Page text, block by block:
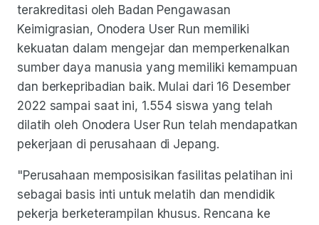
terakreditasi oleh Badan Pengawasan
Keimigrasian, Onodera User Run memiliki
kekuatan dalam mengejar dan memperkenalkan
sumber daya manusia yang memiliki kemampuan
dan berkepribadian baik. Mulai dari 16 Desember
2022 sampai saat ini, 1.554 siswa yang telah
dilatih oleh Onodera User Run telah mendapatkan
pekerjaan di perusahaan di Jepang.
"Perusahaan memposisikan fasilitas pelatihan ini
sebagai basis inti untuk melatih dan mendidik
pekerja berketerampilan khusus. Rencana ke